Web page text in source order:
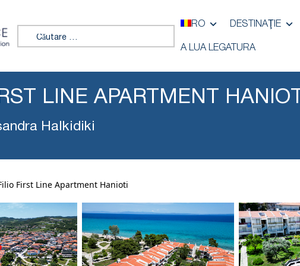
Caută:
RO DESTINAŢIE
A LUA LEGATURA
LINE APARTMENT HANIOTI
Halkidiki
First Line Apartment Hanioti